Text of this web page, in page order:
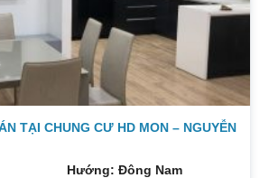
TẠI CHUNG CƯ HD MON – NGUYỄN
Hướng: Đông Nam